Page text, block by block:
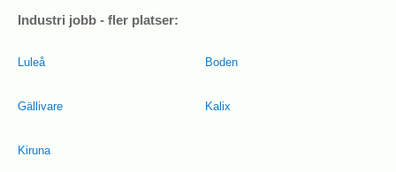
Industri jobb - fler platser:
Luleå
Gällivare
Kiruna
Boden
Kalix